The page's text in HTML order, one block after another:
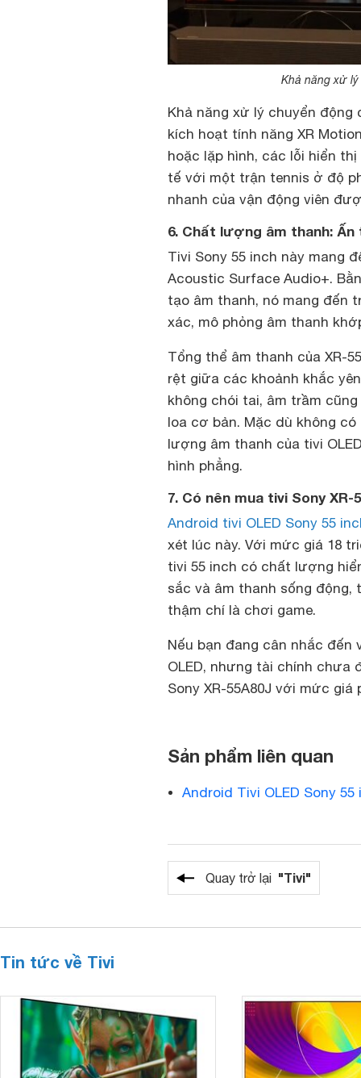
Khả năng xử
Khả năng xử lý chuyển động
kích hoạt tính năng XR
hoặc lặp hình, các lỗi hiển
tế với một trận tennis ở độ
nhanh của vận động viên
6. Chất lượng âm thanh:
Tivi Sony 55 inch này mang
Acoustic Surface Audio+.
tạo âm thanh, nó mang đến
xác, mô phỏng âm thanh
Tổng thể âm thanh của XR-
rệt giữa các khoảnh khắc
không chói tai, âm trầm
loa cơ bản. Mặc dù không
lượng âm thanh của tivi
hình phẳng.
7. Có nên mua tivi Sony XR-
Android tivi OLED Sony 55
xét lúc này. Với mức giá 18
tivi 55 inch có chất lượng
sắc và âm thanh sống động,
thậm chí là chơi game.
Nếu bạn đang cân nhắc
OLED, nhưng tài chính chưa
Sony XR-55A80J với mức
Sản phẩm liên quan
Android Tivi OLED Sony 55
Quay trở lại "Tivi"
Tin tức về Tivi